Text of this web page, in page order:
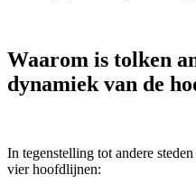
Waarom is tolken
dynamiek van de
In tegenstelling tot andere
vier hoofdlijnen: